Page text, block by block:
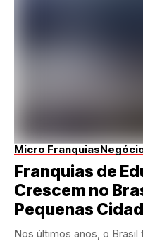
Micro Franquias
Franquias de
Crescem no
Pequenas
Nos últimos anos, o